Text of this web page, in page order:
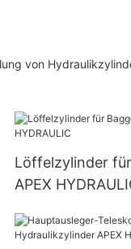
von
Löffelzylinder
APEX